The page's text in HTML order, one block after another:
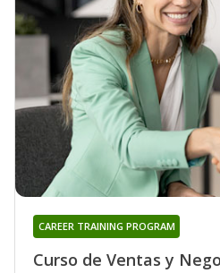
Curso de Ventas y
CAREER TRAINING PROGRAM